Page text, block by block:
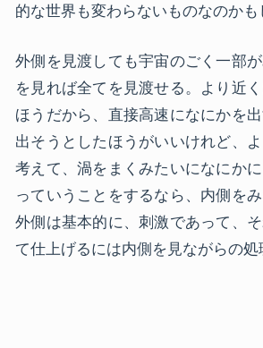
的な世界も変わらないものなのかも
外側を見渡しても宇宙のごく一部
を見れば全てを見渡せる。より近
ほうだから、直接高速になにかを
出そうとしたほうがいいけれど、
考えて、渦をまくみたいになにかに
っていうことをするなら、内側をみ
外側は基本的に、刺激であって、
て仕上げるには内側を見ながらの処